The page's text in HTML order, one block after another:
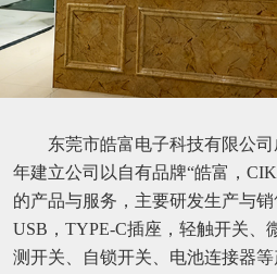
东莞市皓富电子科技有限公司
年建立公司以自有品牌“皓富，
的产品与服务，主要研发生产与销
USB，TYPE-C插座，轻触开关、
测开关、自锁开关、电池连接器